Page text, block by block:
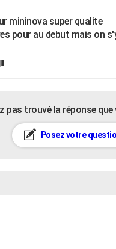
mininova super qualite
pour au debut mais on
pas trouvé la réponse
Posez votre